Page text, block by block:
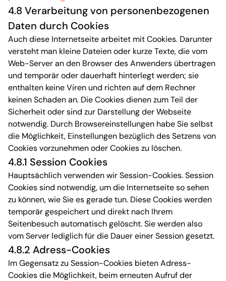
4.8 Verarbeitung von personenbezogenen
Daten durch Cookies
Auch diese Internetseite arbeitet mit Cookies. Darunter
versteht man kleine Dateien oder kurze Texte, die vom
Web-Server an den Browser des Anwenders übertragen
und temporär oder dauerhaft hinterlegt werden; sie
enthalten keine Viren und richten auf dem Rechner
keinen Schaden an. Die Cookies dienen zum Teil der
Sicherheit oder sind zur Darstellung der Webseite
notwendig. Durch Browsereinstellungen habe Sie selbst
die Möglichkeit, Einstellungen bezüglich des Setzens von
Cookies vorzunehmen oder Cookies zu löschen.
4.8.1 Session Cookies
Hauptsächlich verwenden wir Session-Cookies. Session
Cookies sind notwendig, um die Internetseite so sehen
zu können, wie Sie es gerade tun. Diese Cookies werden
temporär gespeichert und direkt nach Ihrem
Seitenbesuch automatisch gelöscht. Sie werden also
vom Server lediglich für die Dauer einer Session gesetzt.
4.8.2 Adress-Cookies
Im Gegensatz zu Session-Cookies bieten Adress-
Cookies die Möglichkeit, beim erneuten Aufruf der